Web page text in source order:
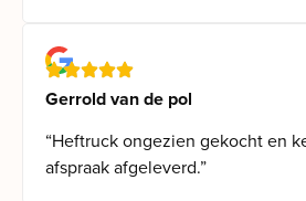
Gerrold van de pol
“Heftruck ongezien gekocht en
afspraak afgeleverd.”